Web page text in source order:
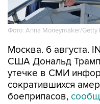
Фото: Anna Moneymaker/Getty
Москва. 6 августа.
утечке в СМИ
сократившихся
боеприпасов,
ссылкой на